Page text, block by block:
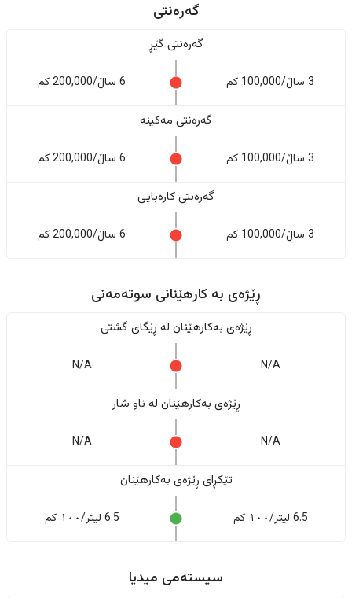
گەرەنتی
گەرەنتی گێڕ
3 ساڵ/100,000 کم 6 ساڵ/200,000 کم
گەرەنتی مەکینە
3 ساڵ/100,000 کم 6 ساڵ/200,000 کم
گەرەنتی کارەبایی
3 ساڵ/100,000 کم 6 ساڵ/200,000 کم
ڕێژەى به کارهێنانی سوتەمەنی
ڕێژەى بەکارهێنان له ڕێگای گشتی
N/A
N/A
ڕێژەى بەکارهێنان له ناو شار
N/A
N/A
تێکڕای ڕێژەى بەکارهێنان
6.5 لیتر/١٠٠ کم 6.5 لیتر/١٠٠ کم
سیستەمی میدیا